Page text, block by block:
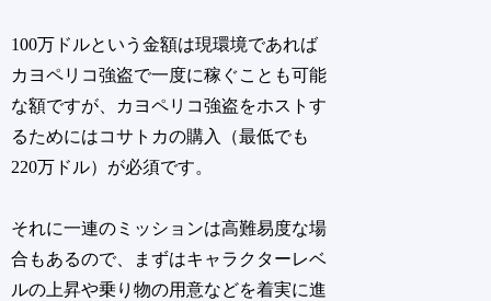
100万ドルという金額は現環境であれば
カヨペリコ強盗で一度に稼ぐことも可能
な額ですが、カヨペリコ強盗をホストす
るためにはコサトカの購入（最低でも
220万ドル）が必須です。
それに一連のミッションは高難易度な場
合もあるので、まずはキャラクターレベ
ルの上昇や乗り物の用意などを着実に進